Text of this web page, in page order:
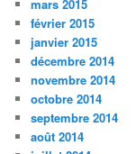
mars 2015
février 2015
janvier 2015
décembre 2014
novembre 2014
octobre 2014
septembre 2014
août 2014